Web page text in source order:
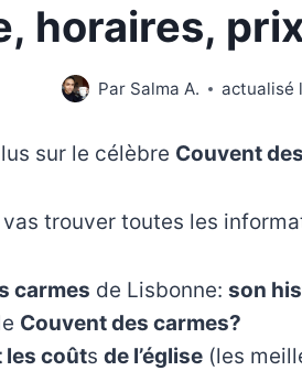
horaires,
Par Salma A. actualisé
sur le célèbre Couvent
trouver toutes les
carmes de Lisbonne: son
Couvent des carmes?
les coûts de l’église (les